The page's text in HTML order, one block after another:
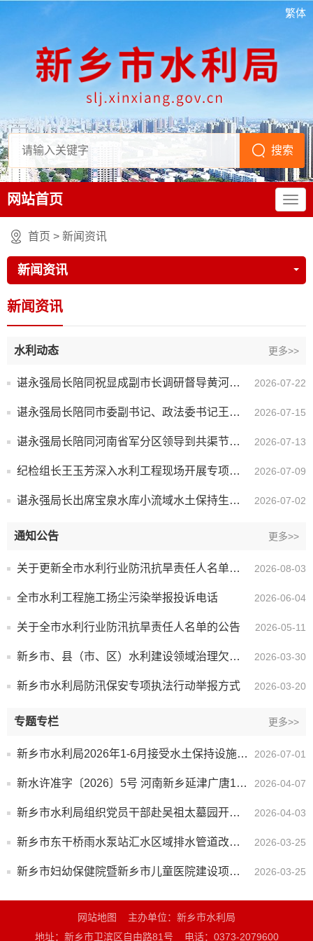
繁体
网站首页
首页 > 新闻资讯
新闻资讯
新闻资讯
水利动态 更多>>
谌永强局长陪同祝显成副市长调研督导黄河防汛和黄河滩区违建光伏项目整改工作 2026-07-22
谌永强局长陪同市委副书记、政法委书记王笃波到共产主义渠开展防汛备汛调研和巡河工作 2026-07-15
谌永强局长陪同河南省军分区领导到共渠节制闸调研防汛备汛工作 2026-07-13
纪检组长王玉芳深入水利工程现场开展专项督导检查 2026-07-09
谌永强局长出席宝泉水库小流域水土保持生态产品价值转化交易签约仪式 2026-07-02
通知公告 更多>>
关于更新全市水利行业防汛抗旱责任人名单的公告 2026-08-03
全市水利工程施工扬尘污染举报投诉电话 2026-06-04
关于全市水利行业防汛抗旱责任人名单的公告 2026-05-11
新乡市、县（市、区）水利建设领域治理欠薪工作监督电话 2026-03-30
新乡市水利局防汛保安专项执法行动举报方式 2026-03-20
专题专栏 更多>>
新乡市水利局2026年1-6月接受水土保持设施自主验收报备项目清单 2026-07-01
新水许准字〔2026〕5号 河南新乡延津广唐110千伏输变电工程 2026-04-07
新乡市水利局组织党员干部赴吴祖太墓园开展清明祭扫活动 2026-04-03
新乡市东干桥雨水泵站汇水区域排水管道改造项目 2026-03-25
新乡市妇幼保健院暨新乡市儿童医院建设项目（一期） 2026-03-25
网站地图
主办单位：新乡市水利局
地址：新乡市卫滨区自由路81号
电话：0373-2079600